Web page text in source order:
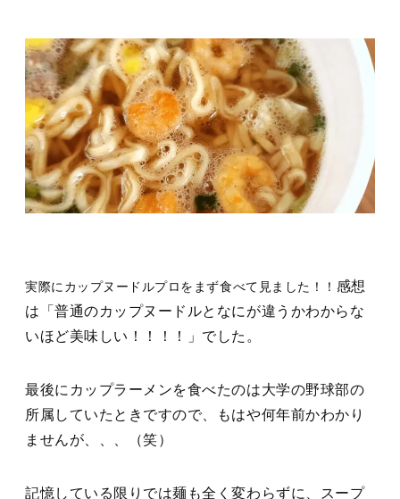
実際にカップヌードルプロをまず食べて見ました！！ 感想
は「普通のカップヌードルとなにが違うかわからな
いほど美味しい！！！！」でした。
最後にカップラーメンを食べたのは大学の野球部の
所属していたときですので、もはや何年前かわかり
ませんが、、、（笑）
記憶している限りでは麺も全く変わらずに、スープ